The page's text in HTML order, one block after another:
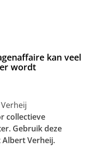
kan veel
wordt
collectieve
Gebruik deze
Verheij.